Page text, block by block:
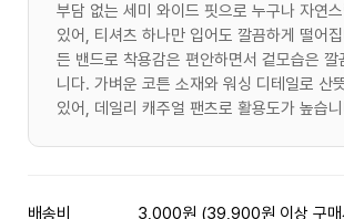
부담 없는 세미 와이드 핏으로 누구나 자연
있어, 티셔츠 하나만 입어도 깔끔하게 떨어
든 밴드로 착용감은 편안하면서 겉모습은 깔
니다. 가벼운 코튼 소재와 워싱 디테일로 산
있어, 데일리 캐주얼 팬츠로 활용도가 높습
배송비
3,000원 (39,900원 이상 구매